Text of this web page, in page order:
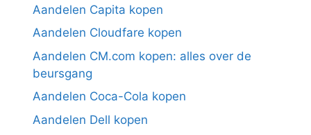
Aandelen Capita kopen
Aandelen Cloudfare kopen
Aandelen CM.com kopen: alles over de
beursgang
Aandelen Coca-Cola kopen
Aandelen Dell kopen